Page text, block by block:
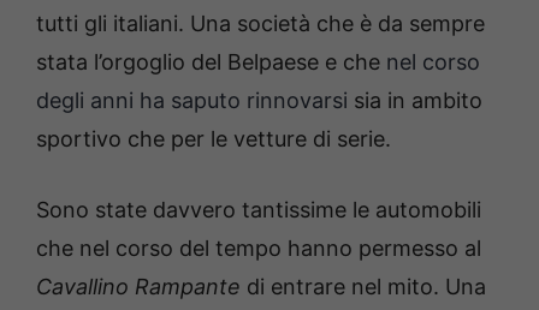
tutti gli italiani. Una società che è da sempre
stata l’orgoglio del Belpaese e che nel corso
degli anni ha saputo rinnovarsi sia in ambito
sportivo che per le vetture di serie.
Sono state davvero tantissime le automobili
che nel corso del tempo hanno permesso al
Cavallino Rampante di entrare nel mito. Una